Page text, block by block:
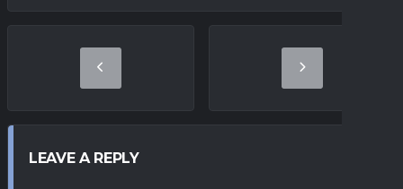
LEAVE A REPLY